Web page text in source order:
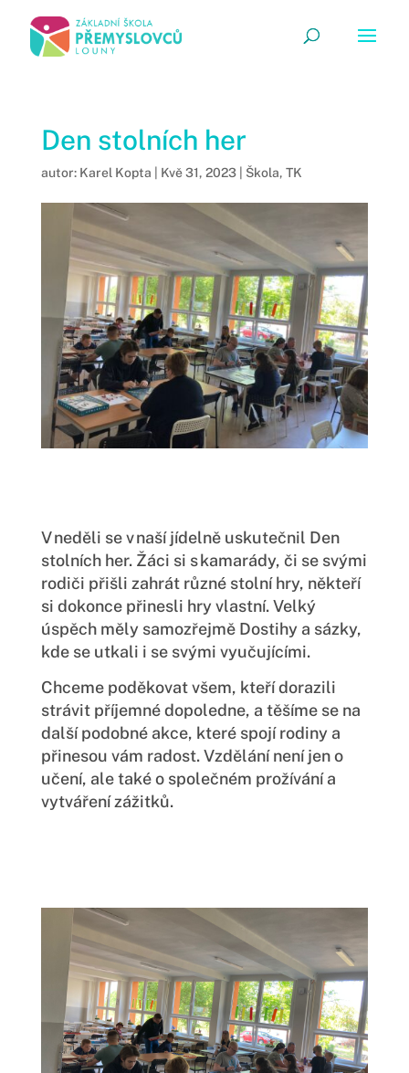
Den stolních her
autor: Karel Kopta Kvě 31, 2023| Škola, TK
V neděli se v naší jídelně uskutečnil Den
stolních her. Žáci si s kamarády, či se svými
rodiči přišli zahrát různé stolní hry, někteří
si dokonce přinesli hry vlastní. Velký
úspěch měly samozřejmě Dostihy a sázky,
kde se utkali i se svými vyučujícími.
Chceme poděkovat všem, kteří dorazili
strávit příjemné dopoledne, a těšíme se na
další podobné akce, které spojí rodiny a
přinesou vám radost. Vzdělání není jen o
učení, ale také o společném prožívání a
vytváření zážitků.